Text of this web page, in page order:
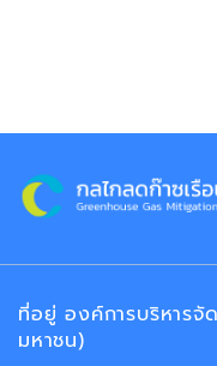
ที่อยู่ องค์การบริหารจั
มหาชน)